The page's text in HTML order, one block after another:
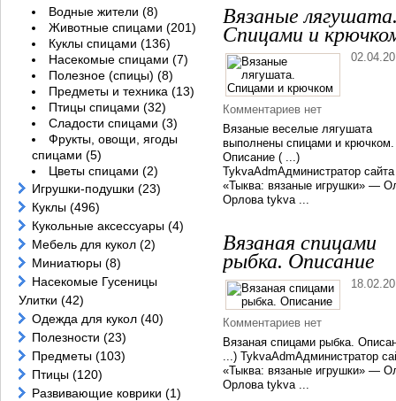
Вязаные
Спицами и
Комментариев нет
Вязаные веселые лягушата
выполнены спицами и крючком.
Описание ( ...)
TykvaAdmАдминистратор сайта
«Тыква: вязаные игрушки» —
Орлова tykva ...
Вязаная спицами
рыбка. Описание
Комментариев нет
Вязаная спицами рыбка.
...) TykvaAdmАдминистратор
«Тыква: вязаные игрушки» —
Орлова tykva ...
Водные жители (8)
Животные спицами (201)
Куклы спицами (136)
Насекомые спицами (7)
Полезное (спицы) (8)
Предметы и техника (13)
Птицы спицами (32)
Сладости спицами (3)
Фрукты, овощи, ягоды
спицами (5)
Цветы спицами (2)
Игрушки-подушки (23)
Куклы (496)
Кукольные аксессуары (4)
Мебель для кукол (2)
Миниатюры (8)
Насекомые Гусеницы
Улитки (42)
Одежда для кукол (40)
Полезности (23)
Предметы (103)
Птицы (120)
Развивающие коврики (1)